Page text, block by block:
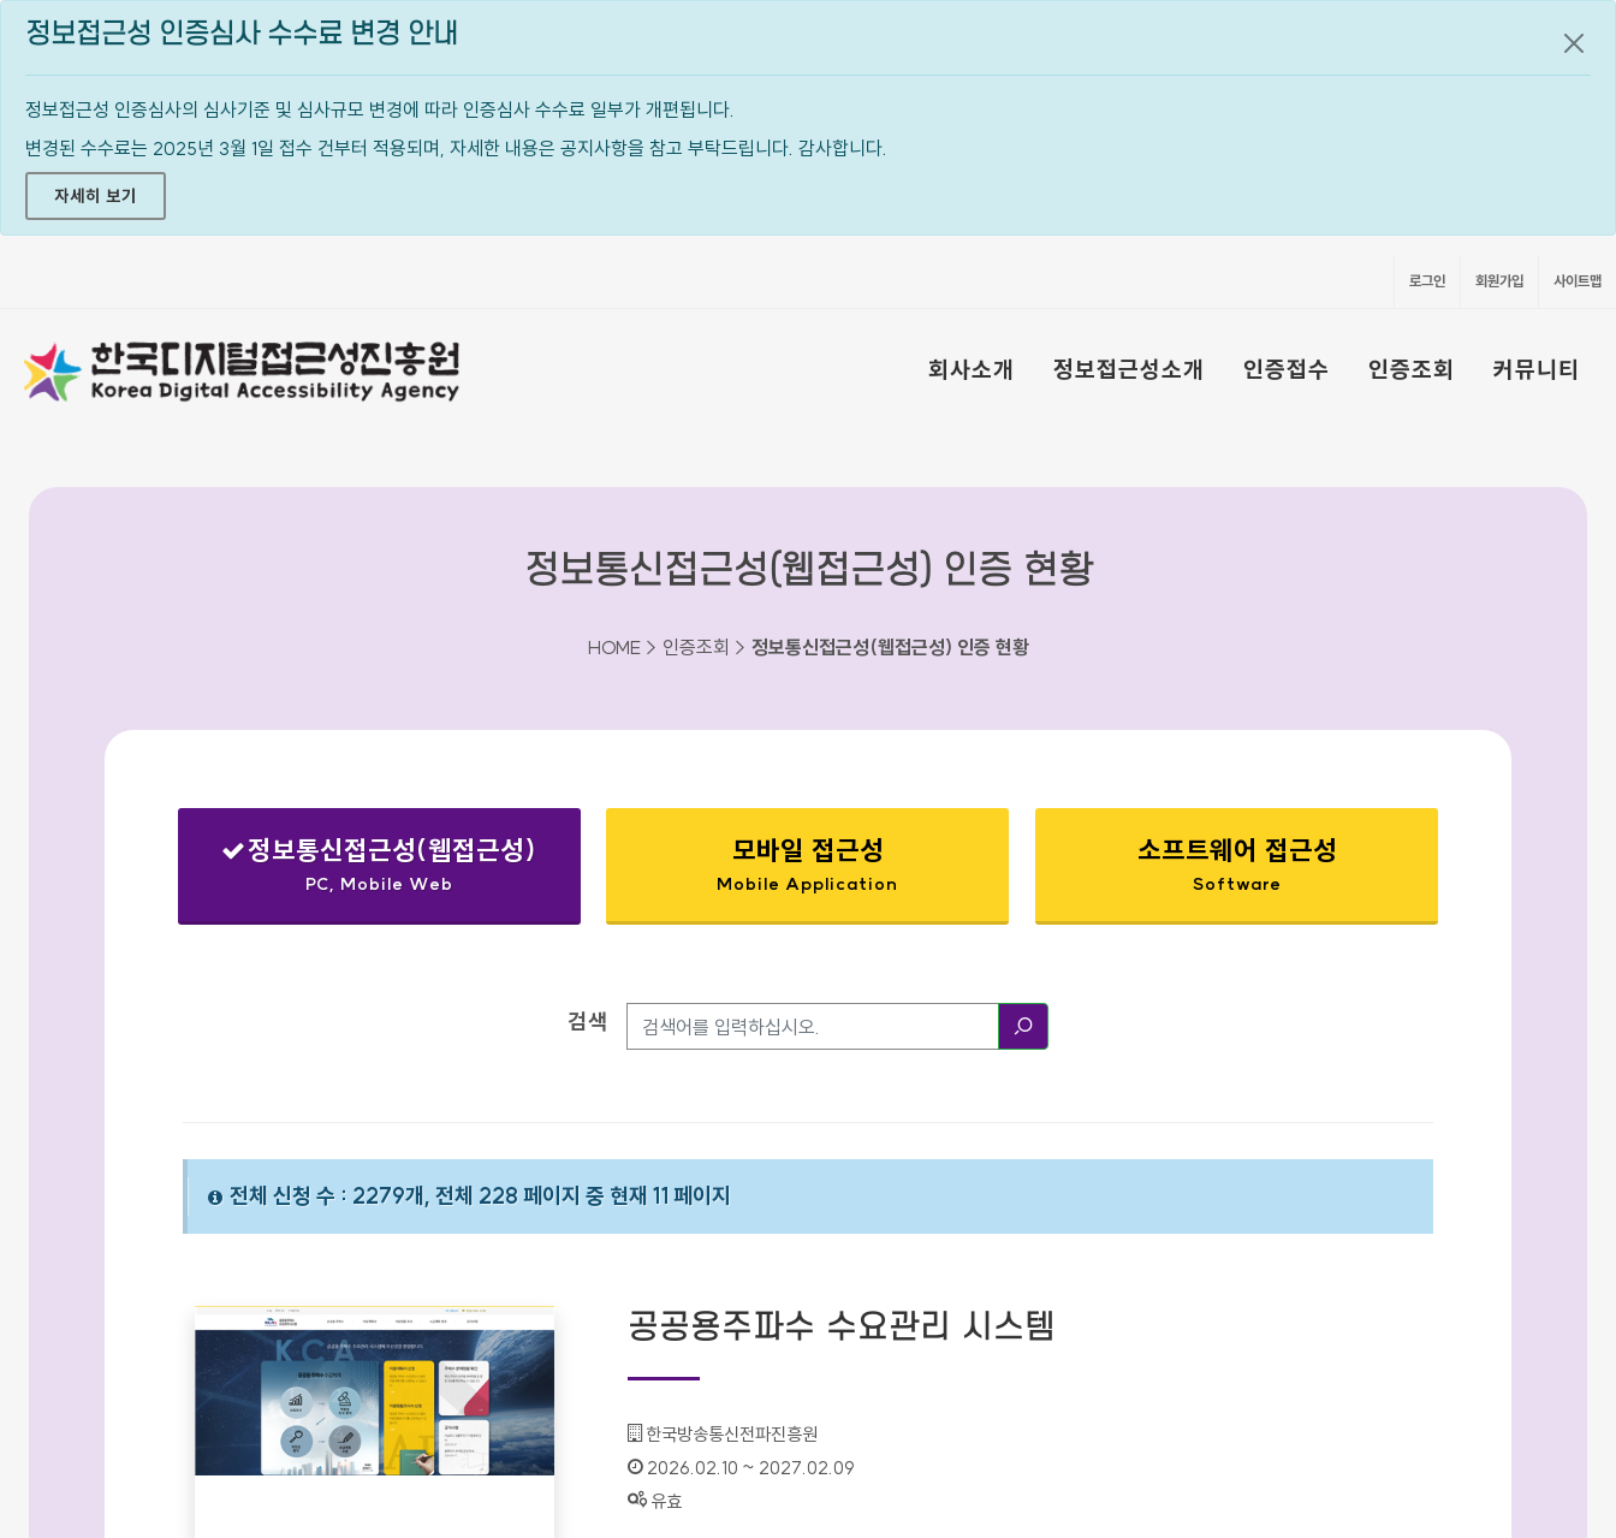
정보접근성 인증심사 수수료 변경 안내
정보접근성 인증심사의 심사기준 및 심사규모 변경에 따라 인증심사 수수료 일부가 개편됩니다.
변경된 수수료는 2025년 3월 1일 접수 건부터 적용되며, 자세한 내용은 공지사항을 참고 부탁드립니다. 감사합니다.
자세히 보기
공지
로그인 회원가입 사이트맵
회사소개 정보접근성소개 인증접수 인증조회 커뮤니티
정보통신접근성(웹접근성) 인증 현황
HOME > 인증조회 > 정보통신접근성(웹접근성) 인증 현황
정보통신접근성(웹접근성)
PC, Mobile Web
모바일 접근성
Mobile Application
소프트웨어 접근성
Software
검색
전체 신청 수 : 2279개, 전체 228 페이지 중 현재 11 페이지
공공용주파수 수요관리 시스템
기관명 :
한국방송통신전파진흥원
인증기간 :
2026.02.10 ~ 2027.02.09
상태 :
유효